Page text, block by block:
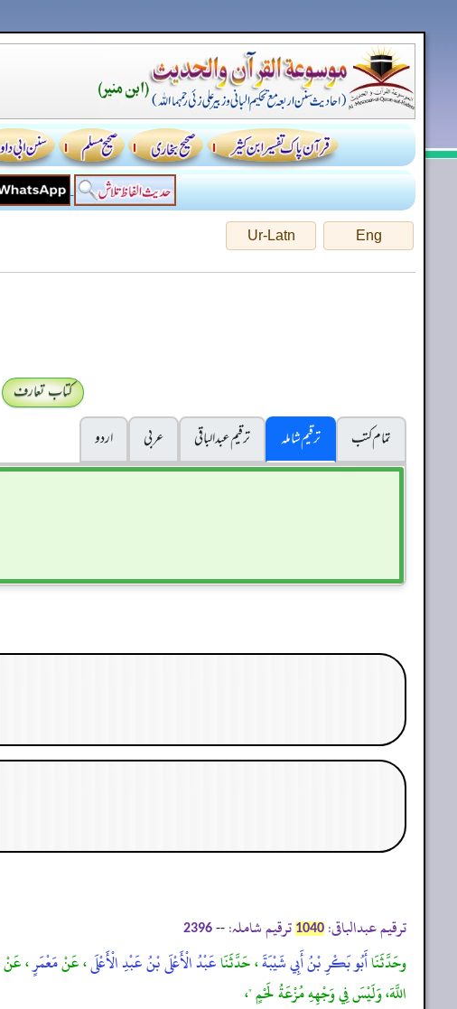
Eng
Ur-Latn
کتاب تعارف
تمام کتب
ترقیم شاملہ ترقيم عبدالباقی عربی
اردو
ترقیم عبدالباقی: 1040 ترقیم شاملہ: --
2396
وحَدَّثَنَاأَبُو بَكْرِ بْنُ أَبِي شَيْبَةَ، حَدَّثَنَاعَبْدُ الْأَعْلَى بْنُ عَبْدِ الْأَعْلَى، عَنْمَعْمَرٍ، عَنْ
اللَّهَ، وَلَيْسَ فِي وَجْهِهِ مُزْعَةُ لَحْمٍ "،